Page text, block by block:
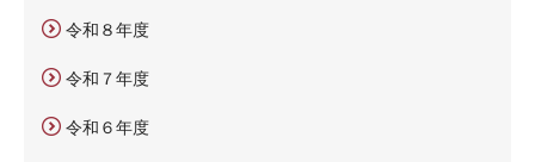
令和８年度
令和７年度
令和６年度